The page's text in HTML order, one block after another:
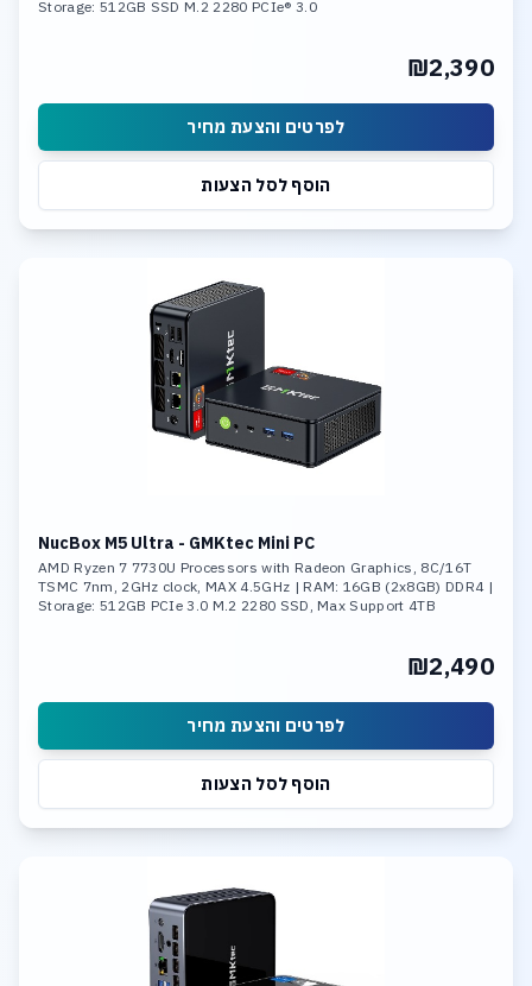
Storage: 512GB SSD M.2 2280 PCIe® 3.0
₪2,390
לפרטים והצעת מחיר
הוסף לסל הצעות
NucBox M5 Ultra - GMKtec Mini PC
AMD Ryzen 7 7730U Processors with Radeon Graphics, 8C/16T
TSMC 7nm, 2GHz clock, MAX 4.5GHz | RAM: 16GB (2x8GB) DDR4 |
Storage: 512GB PCIe 3.0 M.2 2280 SSD, Max Support 4TB
₪2,490
לפרטים והצעת מחיר
הוסף לסל הצעות